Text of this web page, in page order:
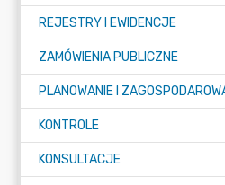
REJESTRY I EWIDENCJE
ZAMÓWIENIA PUBLICZNE
KONTROLE
KONSULTACJE